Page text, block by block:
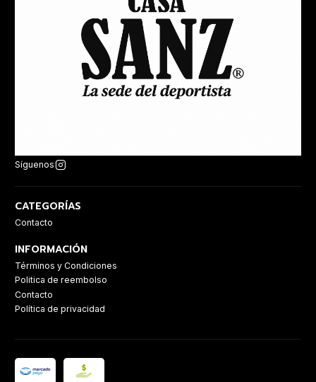
Síguenos
CATEGORÍAS
Contacto
INFORMACIÓN
Términos y Condiciones
Politica de reembolso
Contacto
Política de privacidad